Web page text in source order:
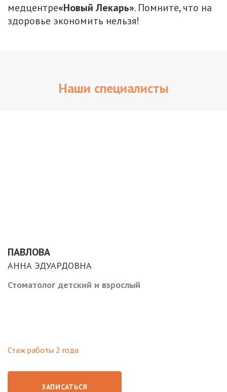
медцентре«Новый Лекарь». Помните, что на
здоровье экономить нельзя!
Наши специалисты
ПАВЛОВА
АННА ЭДУАРДОВНА
Стоматолог детский и взрослый
Стаж работы 2 года
ЗАПИСАТЬСЯ